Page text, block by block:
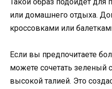
или домашнего отдыха.
кроссовками или
Если вы предпочитаете
можете сочетать зеленый
высокой талией. Это